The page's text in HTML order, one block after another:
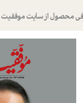
محصول از سایت موفقیت